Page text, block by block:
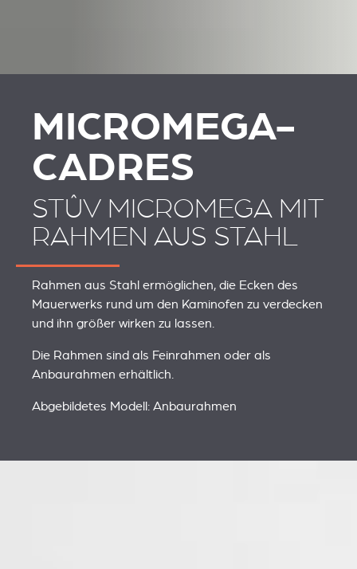
MICROMEGA-
CADRES
STÛV MICROMEGA MIT
RAHMEN AUS STAHL
Rahmen aus Stahl ermöglichen, die Ecken des
Mauerwerks rund um den Kaminofen zu verdecken
und ihn größer wirken zu lassen.
Die Rahmen sind als Feinrahmen oder als
Anbaurahmen erhältlich.
Abgebildetes Modell: Anbaurahmen